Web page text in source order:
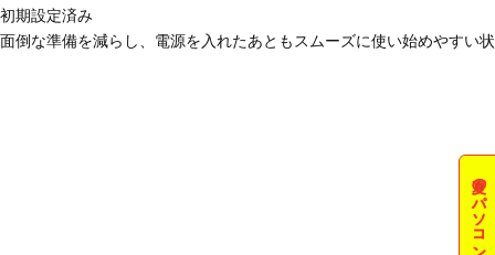
夏のパソコン祭
初期設定済み
面倒な準備を減らし、電源を入れたあともスムーズに使い始めやすい